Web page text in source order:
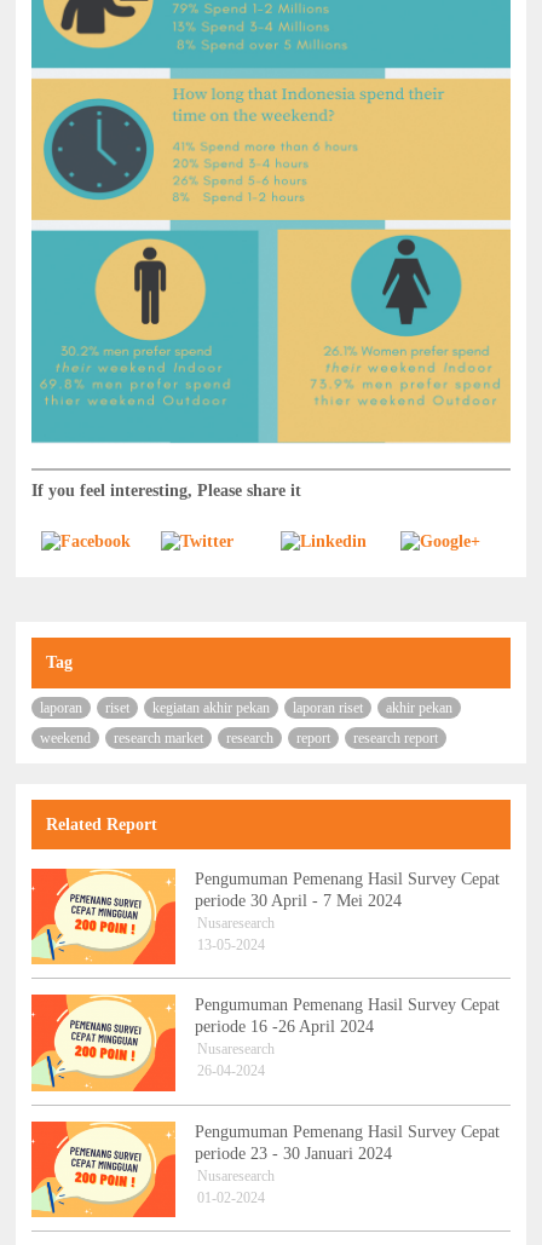
If you feel interesting, Please share it
Tag
laporan riset kegiatan akhir pekan laporan riset
akhir pekan
weekend
research market research report research report
Related Report
Pengumuman Pemenang Hasil Survey Cepat
periode 30 April - 7 Mei 2024
Nusaresearch
13-05-2024
Pengumuman Pemenang Hasil Survey Cepat
periode 16 -26 April 2024
Nusaresearch
26-04-2024
Pengumuman Pemenang Hasil Survey Cepat
periode 23 - 30 Januari 2024
Nusaresearch
01-02-2024